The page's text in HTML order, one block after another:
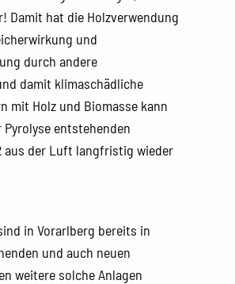
Damit hat die Holzverwendung
und
durch andere
damit klimaschädliche
mit Holz und Biomasse kann
entstehenden
aus der Luft langfristig wieder
in Vorarlberg bereits in
und auch neuen
weitere solche Anlagen